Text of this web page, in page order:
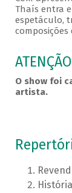
Thaís entra
espetáculo,
ATENÇÃO
O show foi
artista.